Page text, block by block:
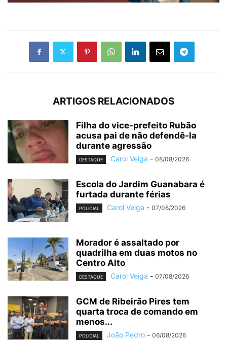
ARTIGOS RELACIONADOS
Filha do vice-prefeito Rubão
acusa pai de não defendê-la
durante agressão
DESTAQUE Carol Veiga - 08/08/2026
Escola do Jardim Guanabara é
furtada durante férias
POLICIAL Carol Veiga - 07/08/2026
Morador é assaltado por
quadrilha em duas motos no
Centro Alto
DESTAQUE Carol Veiga - 07/08/2026
GCM de Ribeirão Pires tem
quarta troca de comando em
menos...
POLICIAL João Pedro - 06/08/2026